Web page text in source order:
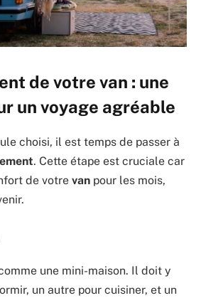
de votre van : une
un voyage agréable
choisi, il est temps de passer à
. Cette étape est cruciale car
de votre van pour les mois,
une mini-maison. Il doit y
un autre pour cuisiner, et un